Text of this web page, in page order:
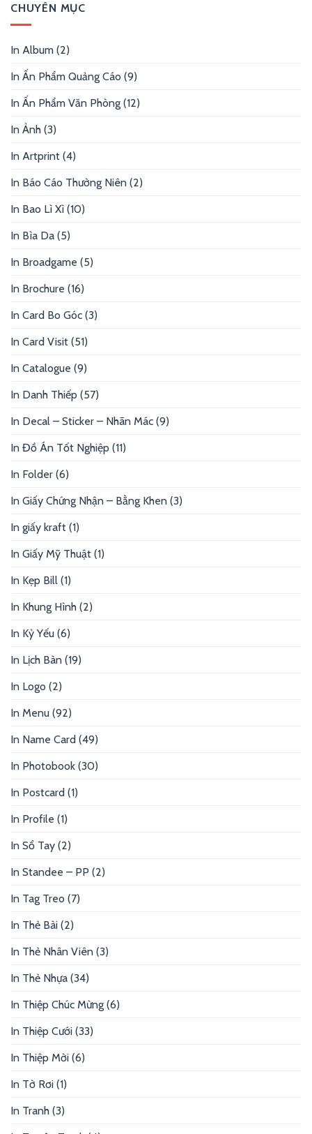
CHUYÊN MỤC
In Album (2)
In Ấn Phẩm Quảng Cáo (9)
In Ấn Phẩm Văn Phòng (12)
In Ảnh (3)
In Artprint (4)
In Báo Cáo Thường Niên (2)
In Bao Lì Xì (10)
In Bìa Da (5)
In Broadgame (5)
In Brochure (16)
In Card Bo Góc (3)
In Card Visit (51)
In Catalogue (9)
In Danh Thiếp (57)
In Decal – Sticker – Nhãn Mác (9)
In Đồ Án Tốt Nghiệp (11)
In Folder (6)
In Giấy Chứng Nhận – Bằng Khen (3)
In giấy kraft (1)
In Giấy Mỹ Thuật (1)
In Kẹp Bill (1)
In Khung Hình (2)
In Kỷ Yếu (6)
In Lịch Bàn (19)
In Logo (2)
In Menu (92)
In Name Card (49)
In Photobook (30)
In Postcard (1)
In Profile (1)
In Sổ Tay (2)
In Standee – PP (2)
In Tag Treo (7)
In Thẻ Bài (2)
In Thẻ Nhân Viên (3)
In Thẻ Nhựa (34)
In Thiệp Chúc Mừng (6)
In Thiệp Cưới (33)
In Thiệp Mời (6)
In Tờ Rơi (1)
In Tranh (3)